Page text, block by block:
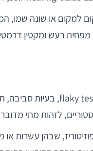
למקום או שונה שמו,
מפחית רעש ומקטין